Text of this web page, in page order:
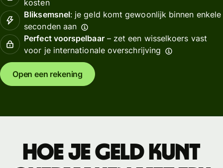
kosten
Bliksemsnel: je geld komt gewoonlijk binnen enkele
seconden aan
Perfect voorspelbaar– zet een wisselkoers vast
voor je internationale overschrijving
Open een rekening
Hoe je geld kunt